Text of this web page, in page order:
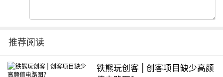
推荐阅读
铁熊玩创客 | 创客项目缺少高颜